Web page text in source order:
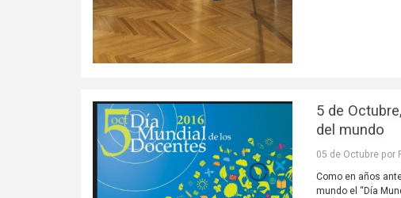
5 de
del mundo
05 de Octubre por
Como en años
mundo el “Día